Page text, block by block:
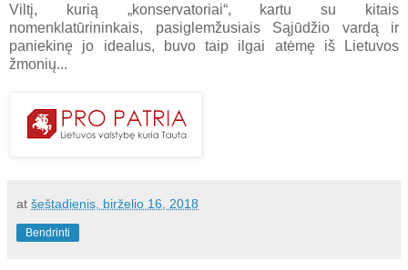
Viltį, kurią „konservatoriai“, kartu su kitais
nomenklatūrininkais, pasiglemžusiais Sąjūdžio vardą ir
paniekinę jo idealus, buvo taip ilgai atėmę iš Lietuvos
žmonių...
at šeštadienis, birželio 16, 2018
Bendrinti